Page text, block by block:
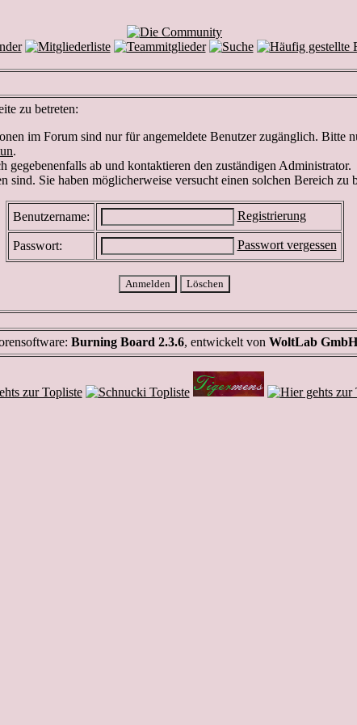
zu betreten:
im Forum sind nur für angemeldete Benutzer zugänglich. Bitte
.
ab und kontaktieren den zuständigen Administrator.
Sie haben möglicherweise versucht einen solchen Bereich zu
Benutzername: Registrierung
Passwort: Passwort vergessen
Burning Board 2.3.6, entwickelt von WoltLab GmbH